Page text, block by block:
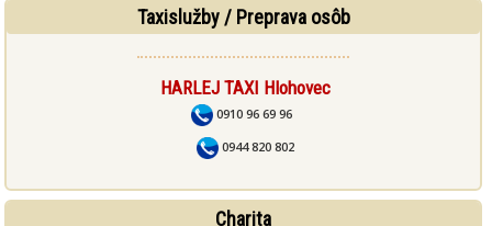
Taxislužby / Preprava osôb
HARLEJ TAXI Hlohovec
0910 96 69 96
0944 820 802
Charita